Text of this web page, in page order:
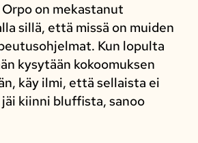
on mekastanut
sillä, että missä on muiden
Kun lopulta
kysytään kokoomuksen
käy ilmi, että sellaista ei
kiinni bluffista, sanoo